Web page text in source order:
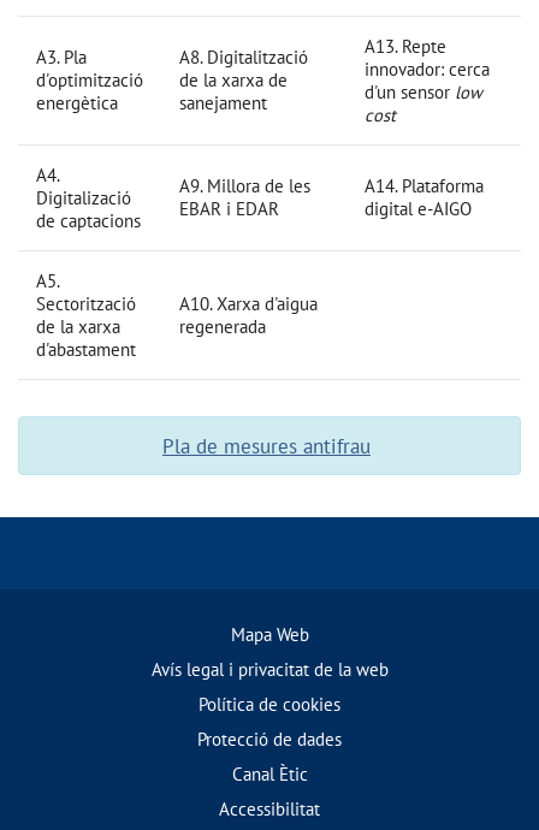
A3. Pla
d'optimització
energètica
A8. Digitalització
de la xarxa de
sanejament
A13. Repte
innovador: cerca
d'un sensor low
cost
A4.
Digitalizació
de captacions
A9. Millora de les
EBAR i EDAR
A14. Plataforma
digital e-AIGO
A5.
Sectorització
de la xarxa
d'abastament
A10. Xarxa d'aigua
regenerada
Pla de mesures antifrau
Mapa Web
Avís legal i privacitat de la web
Política de cookies
Protecció de dades
Canal Ètic
Accessibilitat